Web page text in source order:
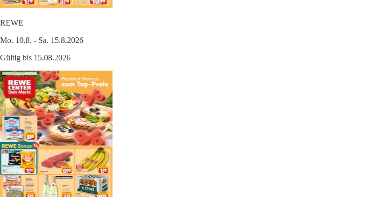
REWE
Mo. 10.8. - Sa. 15.8.2026
Gültig bis 15.08.2026